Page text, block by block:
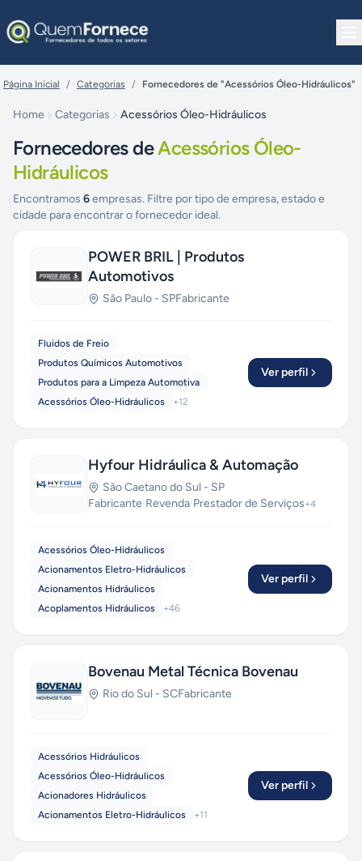
Página Inicial / Categorias / Fornecedores de "Acessórios Óleo-Hidráulicos"
Home Categorias Acessórios Óleo-Hidráulicos
Fornecedores deAcessórios Óleo-
Hidráulicos
Encontramos 6empresas. Filtre por tipo de empresa, estado e
cidade para encontrar o fornecedor ideal.
POWER BRIL | Produtos
Automotivos
São Paulo - SPFabricante
Fluidos de Freio
Produtos Químicos Automotivos
Produtos para a Limpeza Automotiva
Acessórios Óleo-Hidráulicos
+12
Ver perfil
Hyfour Hidráulica & Automação
São Caetano do Sul - SP
Fabricante·Revenda·Prestador de Serviços+4
Acessórios Óleo-Hidráulicos
Acionamentos Eletro-Hidráulicos
Acionamentos Hidráulicos
Acoplamentos Hidráulicos
+46
Ver perfil
Bovenau Metal Técnica Bovenau
Rio do Sul - SCFabricante
Acessórios Hidráulicos
Acessórios Óleo-Hidráulicos
Acionadores Hidráulicos
Acionamentos Eletro-Hidráulicos
+11
Ver perfil